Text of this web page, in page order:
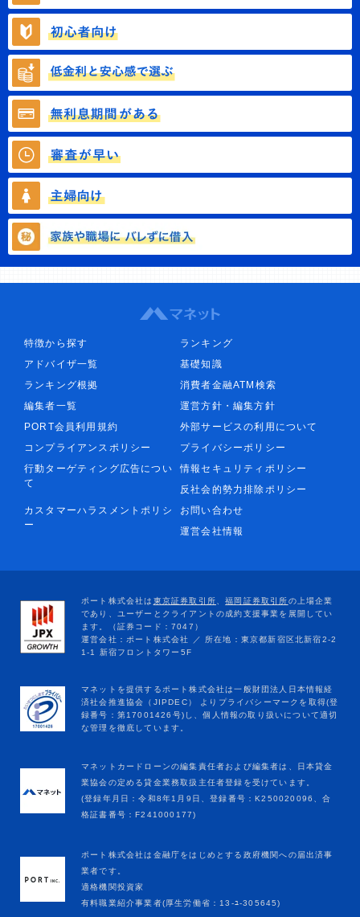
特徴から探す
ランキング
アドバイザ一覧
基礎知識
ランキング根拠
消費者金融ATM検索
編集者一覧
運営方針・編集方針
PORT会員利用規約
外部サービスの利用について
コンプライアンスポリシー
プライバシーポリシー
行動ターゲティング広告につい
て
情報セキュリティポリシー
反社会的勢力排除ポリシー
カスタマーハラスメントポリシ
ー
お問い合わせ
運営会社情報
マネットカードローンの編集責任者および編集者は、日本貸金
業協会の定める貸金業務取扱主任者登録を受けています。
(登録年月日：令和8年1月9日、登録番号：K250020096、合
格証書番号：F241000177)
ポート株式会社は金融庁をはじめとする政府機関への届出済事
業者です。
適格機関投資家
有料職業紹介事業者(厚生労働省：13-ﾕ-305645)